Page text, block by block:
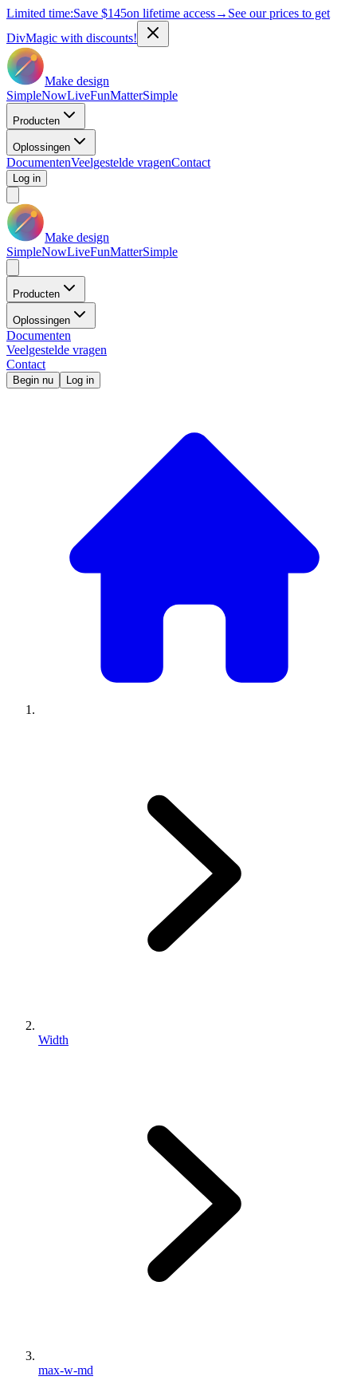
Limited time:Save $145on lifetime access→ See our prices to get
DivMagic with discounts!
Make design
SimpleNowLiveFunMatterSimple
Producten
Oplossingen
DocumentenVeelgestelde vragenContact
Log in
Make design
SimpleNowLiveFunMatterSimple
Producten
Oplossingen
Documenten
Veelgestelde vragen
Contact
Begin nu Log in
Width
max-w-md